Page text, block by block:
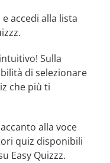
accedi alla lista
Sulla
di selezionare
che più ti
alla voce
quiz disponibili
Easy Quizzz.